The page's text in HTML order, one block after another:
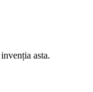
asta.